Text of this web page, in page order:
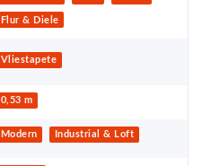
Flur & Diele
Vliestapete
0,53 m
Modern Industrial & Loft